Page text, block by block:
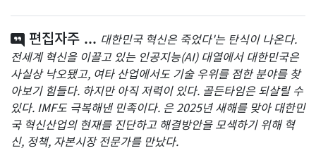
편집자주 ... 대한민국 혁신은 죽었다'는 탄식이 나온다.
전세계 혁신을 이끌고 있는 인공지능(AI) 대열에서 대한민국은
사실상 낙오됐고, 여타 산업에서도 기술 우위를 점한 분야를 찾
아보기 힘들다. 하지만 아직 저력이 있다. 골든타임은 되살릴 수
있다. IMF도 극복해낸 민족이다. 은 2025년 새해를 맞아 대한민
국 혁신산업의 현재를 진단하고 해결방안을 모색하기 위해 혁
신, 정책, 자본시장 전문가를 만났다.